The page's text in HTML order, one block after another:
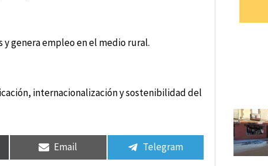
genera empleo en el medio rural.
internacionalización y sostenibilidad del
Email Telegram